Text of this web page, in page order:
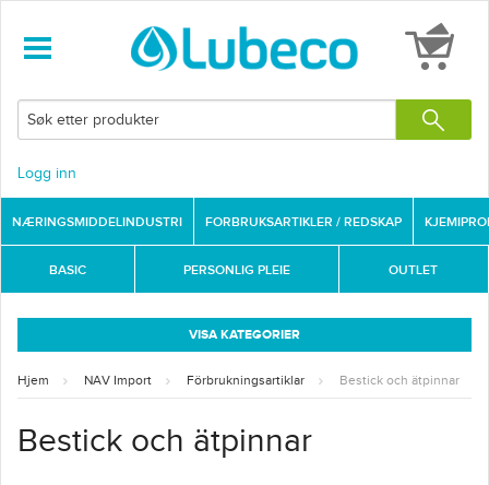
Logg inn
NÆRINGSMIDDELINDUSTRI FORBRUKSARTIKLER / REDSKAP
BASIC PERSONLIG PLEIE OUTLET
VISA KATEGORIER
Hjem NAV Import Förbrukningsartiklar Bestick och ätpinnar
Bestick och ätpinnar